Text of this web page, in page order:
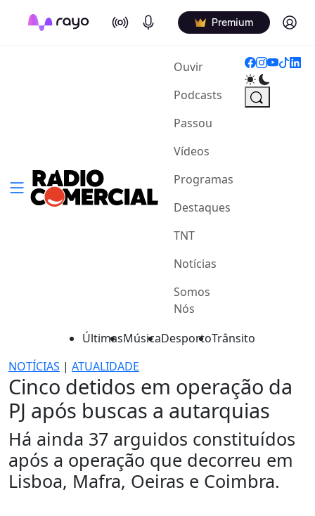
On Air Podcasts Premium Log in
Ouvir(current)
Podcasts
Passou
Vídeos
Programas
Destaques
TNT
Notícias
Somos
Nós
ÚltimasMúsicaDesportoTrânsito
NOTÍCIAS | ATUALIDADE
Cinco detidos em operação da
PJ após buscas a autarquias
Há ainda 37 arguidos constituídos
após a operação que decorreu em
Lisboa, Mafra, Oeiras e Coimbra.